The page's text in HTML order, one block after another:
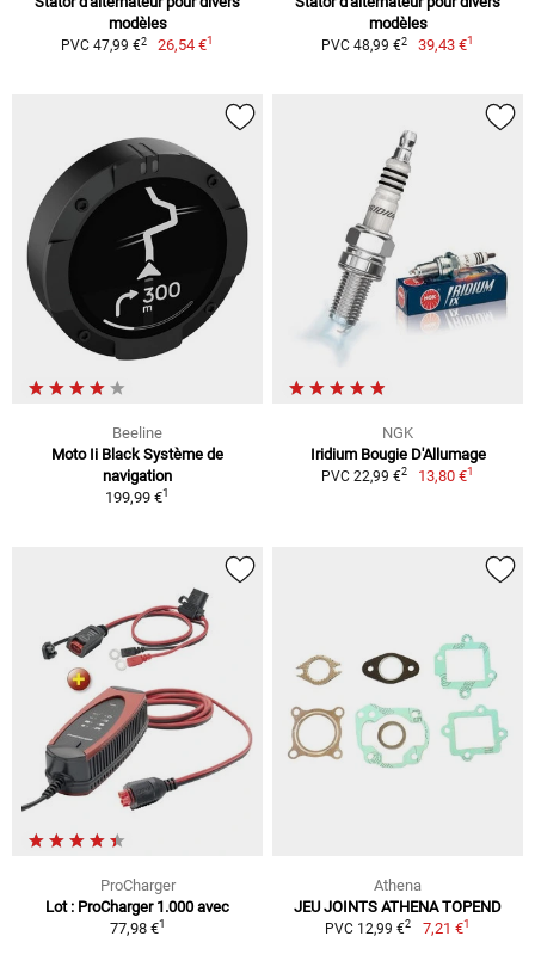
modèles
PVC 47,99 €2 26,54 €1
modèles
PVC 48,99 €2 39,43 €1
Beeline
Moto Ii Black Système de
navigation
199,99 €1
NGK
Iridium Bougie D'Allumage
PVC 22,99 €2 13,80 €1
ProCharger
Lot : ProCharger 1.000 avec
77,98 €1
Athena
JEU JOINTS ATHENA TOPEND
PVC 12,99 €2 7,21 €1